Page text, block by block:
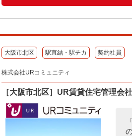
大阪市北区 駅直結・駅チカ 契約社員
株式会社URコミュニティ
［大阪市北区］UR賃貸住宅管理